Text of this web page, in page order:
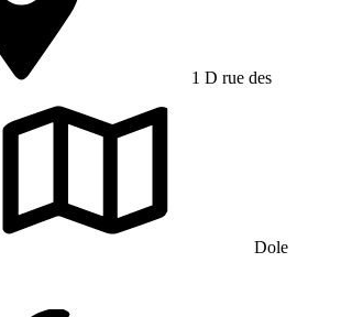
1 D rue des
Dole